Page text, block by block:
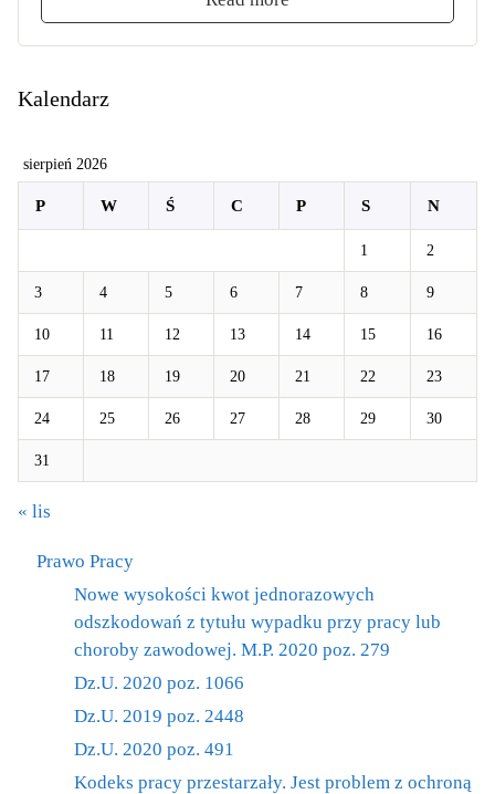
Kalendarz
sierpień 2026
P W Ś C P S N
1 2
3 4 5 6 7 8 9
10 11 12 13 14 15 16
17 18 19 20 21 22 23
24 25 26 27 28 29 30
31
« lis
Prawo Pracy
Nowe wysokości kwot jednorazowych
odszkodowań z tytułu wypadku przy pracy lub
choroby zawodowej. M.P. 2020 poz. 279
Dz.U. 2020 poz. 1066
Dz.U. 2019 poz. 2448
Dz.U. 2020 poz. 491
Kodeks pracy przestarzały. Jest problem z ochroną